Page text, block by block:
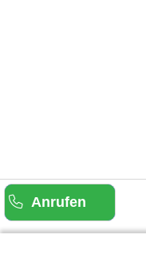
Anrufen